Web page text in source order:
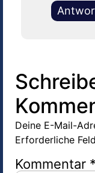
Deine E-Mail-
Erforderliche
Kommentar *